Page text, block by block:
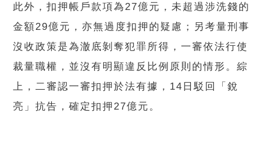
此外，扣押帳戶款項為27億元，未超過涉洗錢的
金額29億元，亦無過度扣押的疑慮；另考量刑事
沒收政策是為澈底剝奪犯罪所得，一審依法行使
裁量職權，並沒有明顯違反比例原則的情形。綜
上，二審認一審扣押於法有據，14日駁回「銳
亮」抗告，確定扣押27億元。